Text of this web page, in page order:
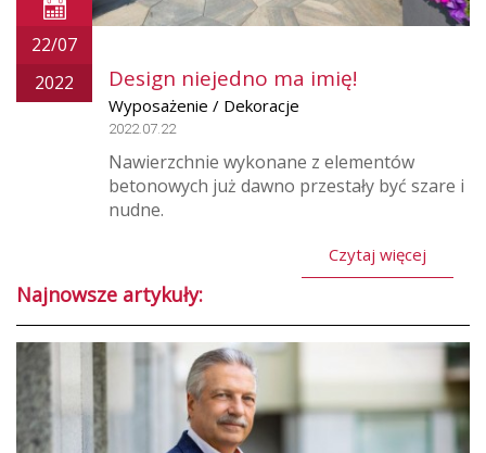
22/07
2022
Design niejedno ma imię!
Wyposażenie / Dekoracje
2022.07.22
Nawierzchnie wykonane z elementów
betonowych już dawno przestały być szare i
nudne.
Czytaj więcej
Najnowsze artykuły: